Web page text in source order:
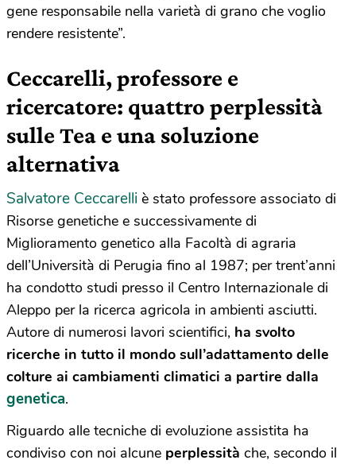
gene responsabile nella varietà di grano che voglio
rendere resistente”.
Ceccarelli, professore e
ricercatore: quattro perplessità
sulle Tea e una soluzione
alternativa
Salvatore Ceccarelli è stato professore associato di
Risorse genetiche e successivamente di
Miglioramento genetico alla Facoltà di agraria
dell’Università di Perugia fino al 1987; per trent’anni
ha condotto studi presso il Centro Internazionale di
Aleppo per la ricerca agricola in ambienti asciutti.
Autore di numerosi lavori scientifici, ha svolto
ricerche in tutto il mondo sull’adattamento delle
colture ai cambiamenti climatici a partire dalla
genetica.
Riguardo alle tecniche di evoluzione assistita ha
condiviso con noi alcune perplessità che, secondo il